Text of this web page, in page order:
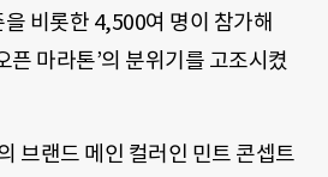
비롯한 4,500여 명이 참가해
픈 마라톤’의 분위기를 고조시켰
브랜드 메인 컬러인 민트 콘셉트